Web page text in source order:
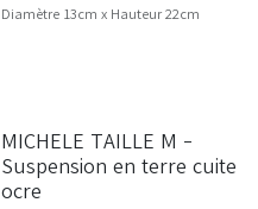
Diamètre 13cm x Hauteur 22cm
MICHELE TAILLE M -
Suspension en terre cuite
ocre